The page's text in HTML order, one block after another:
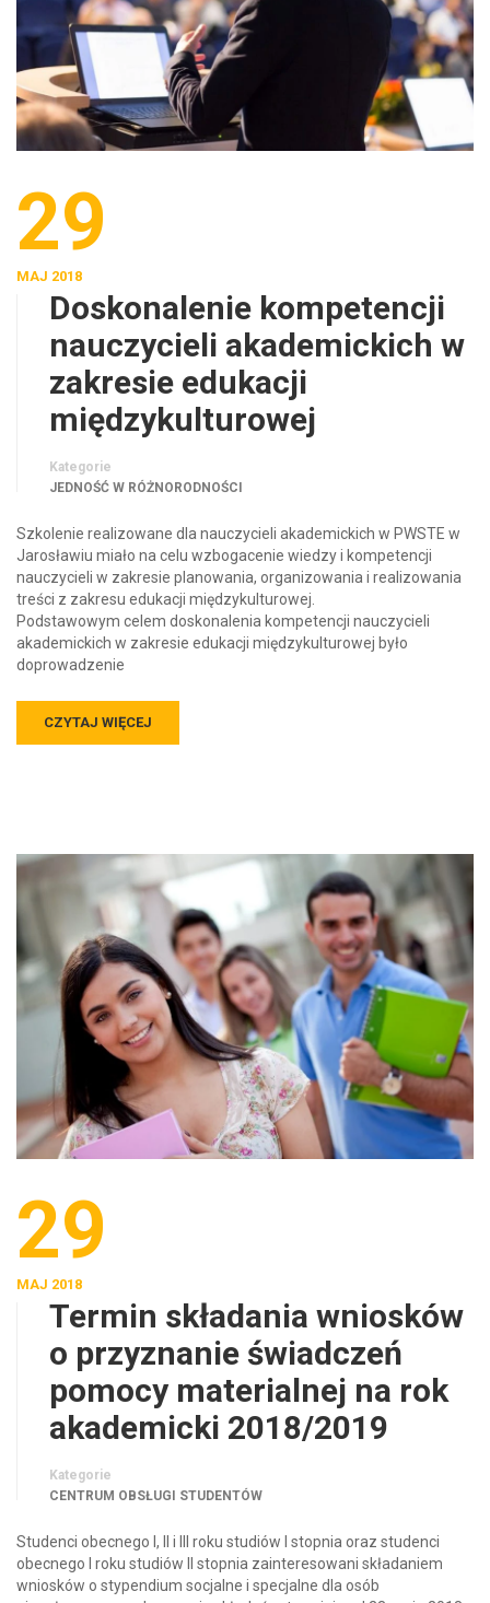
29
MAJ 2018
Doskonalenie kompetencji
nauczycieli akademickich w
zakresie edukacji
międzykulturowej
Kategorie
JEDNOŚĆ W RÓŻNORODNOŚCI
Szkolenie realizowane dla nauczycieli akademickich w PWSTE w
Jarosławiu miało na celu wzbogacenie wiedzy i kompetencji
nauczycieli w zakresie planowania, organizowania i realizowania
treści z zakresu edukacji międzykulturowej.
Podstawowym celem doskonalenia kompetencji nauczycieli
akademickich w zakresie edukacji międzykulturowej było
doprowadzenie
CZYTAJ WIĘCEJ
29
MAJ 2018
Termin składania wniosków
o przyznanie świadczeń
pomocy materialnej na rok
akademicki 2018/2019
Kategorie
CENTRUM OBSŁUGI STUDENTÓW
Studenci obecnego I, II i III roku studiów I stopnia oraz studenci
obecnego I roku studiów II stopnia zainteresowani składaniem
wniosków o stypendium socjalne i specjalne dla osób